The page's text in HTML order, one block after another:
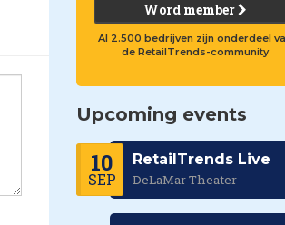
Word member
Al 2.500 bedrijven zijn onderdeel
de RetailTrends-community
Upcoming events
10
SEP
RetailTrends Live
DeLaMar Theater